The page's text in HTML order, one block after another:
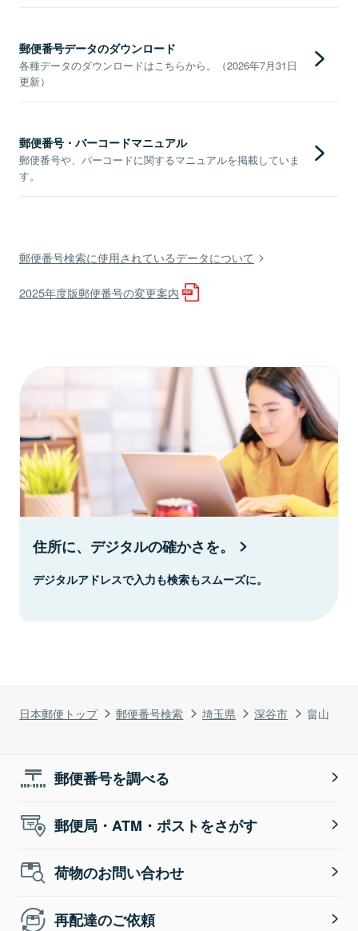
日本郵便トップ 郵便番号検索 埼玉県 深谷市 畠山
郵便番号データのダウンロード
各種データのダウンロードはこちらから。（2026年7月31日
更新）
郵便番号・バーコードマニュアル
郵便番号や、バーコードに関するマニュアルを掲載していま
す。
郵便番号検索に使用されているデータについて
2025年度版郵便番号の変更案内
住所に、デジタルの確かさを。
デジタルアドレスで入力も検索もスムーズに。
郵便番号を調べる
郵便局・ATM・ポストをさがす
荷物のお問い合わせ
再配達のご依頼